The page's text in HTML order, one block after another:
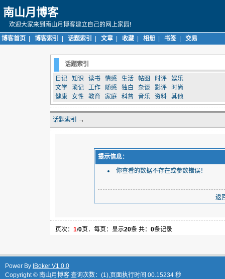
南山月博客
欢迎大家来到南山月博客建立自己的网上家园!
博客首页
博客索引 话题索引 文章 收藏 相册 书签 交易
话题索引
日记 知识 读书 情感 生活 帖图 时评
娱乐
文学
琐记 工作 随感 独白 杂谈 影评
时尚
健康
女性 教育 家庭 科普 音乐 资料 其他
话题索引 →
提示信息：
你查看的数据不存在或参数错误！
返
页次： 1/0页．每页：显示20条 共： 0条记录
Power By IBoker V1.0.0
Copyright © 南山月博客 查询次数：(1),页面执行时间 00.15234 秒